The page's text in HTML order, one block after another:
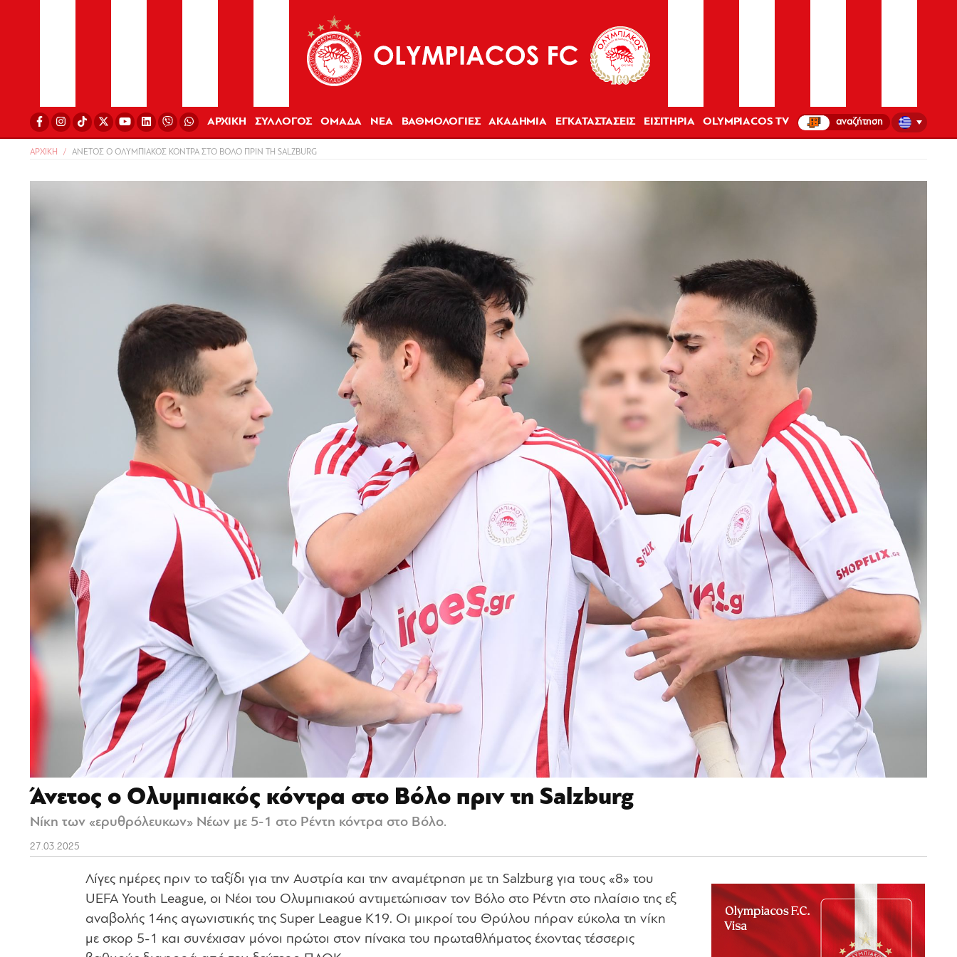
ΑΡΧΙΚΗ ΣΥΛΛΟΓΟΣ ΟΜΑΔΑ ΝΕΑ ΒΑΘΜΟΛΟΓΙΕΣ ΑΚΑΔΗΜΙΑ ΕΓΚΑΤΑΣΤΑΣΕΙΣ ΕΙΣΙΤΗΡΙΑ OLYMPIACOS TV
ΑΡΧΙΚΗ ΑΝΕΤΟΣ Ο ΟΛΥΜΠΙΑΚΟΣ ΚΟΝΤΡΑ ΣΤΟ ΒΟΛΟ ΠΡΙΝ ΤΗ SALZBURG
Άνετος ο Ολυμπιακός κόντρα στο Βόλο πριν τη Salzburg
Νίκη των «ερυθρόλευκων» Νέων με 5-1 στο Ρέντη κόντρα στο Βόλο.
27.03.2025
Λίγες ημέρες πριν το ταξίδι για την Αυστρία και την αναμέτρηση με τη Salzburg για τους «8» του
UEFA Youth League, οι Νέοι του Ολυμπιακού αντιμετώπισαν τον Βόλο στο Ρέντη στο πλαίσιο της εξ
αναβολής 14ης αγωνιστικής της Super League Κ19. Οι μικροί του Θρύλου πήραν εύκολα τη νίκη
με σκορ 5-1 και συνέχισαν μόνοι πρώτοι στον πίνακα του πρωταθλήματος έχοντας τέσσερις